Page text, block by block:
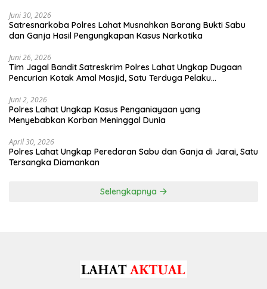
Juni 30, 2026
Satresnarkoba Polres Lahat Musnahkan Barang Bukti Sabu
dan Ganja Hasil Pengungkapan Kasus Narkotika
Juni 26, 2026
Tim Jagal Bandit Satreskrim Polres Lahat Ungkap Dugaan
Pencurian Kotak Amal Masjid, Satu Terduga Pelaku
Juni 2, 2026
Polres Lahat Ungkap Kasus Penganiayaan yang
Menyebabkan Korban Meninggal Dunia
April 30, 2026
Polres Lahat Ungkap Peredaran Sabu dan Ganja di Jarai, Satu
Tersangka Diamankan
Selengkapnya